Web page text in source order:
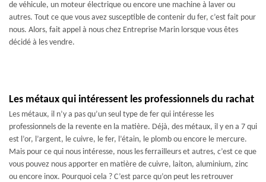
de véhicule, un moteur électrique ou encore une machine à laver ou
autres. Tout ce que vous avez susceptible de contenir du fer, c’est fait pour
nous. Alors, fait appel à nous chez Entreprise Marin lorsque vous êtes
décidé à les vendre.
Les métaux qui intéressent les professionnels du rachat
Les métaux, il n’y a pas qu’un seul type de fer qui intéresse les
professionnels de la revente en la matière. Déjà, des métaux, il y en a 7 qui
est l’or, l’argent, le cuivre, le fer, l’étain, le plomb ou encore le mercure.
Mais pour ce qui nous intéresse, nous les ferrailleurs et autres, c’est ce que
vous pouvez nous apporter en matière de cuivre, laiton, aluminium, zinc
ou encore inox. Pourquoi cela ? C’est parce qu’on peut les retrouver